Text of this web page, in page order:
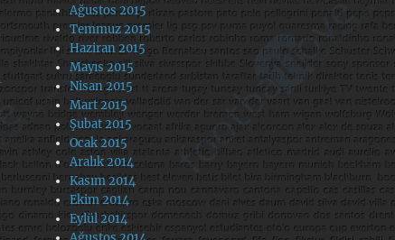
Ağustos 2015
Temmuz 2015
Haziran 2015
Mayıs 2015
Nisan 2015
Mart 2015
Şubat 2015
Ocak 2015
Aralık 2014
Kasım 2014
Ekim 2014
Eylül 2014